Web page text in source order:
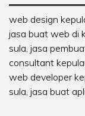
web design
jasa buat web di
sula, jasa
consultant
web developer
sula, jasa buat